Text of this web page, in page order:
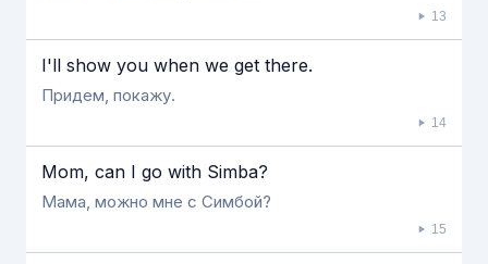
13
Ι'll show you when we get there.
Придем, покажу.
14
Mom, can Ι go with Simba?
Мама, можно мне с Симбой?
15